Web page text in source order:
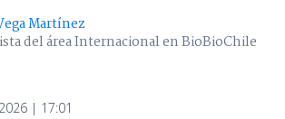
Martínez
del área Internacional en BioBioChile
| 17:01